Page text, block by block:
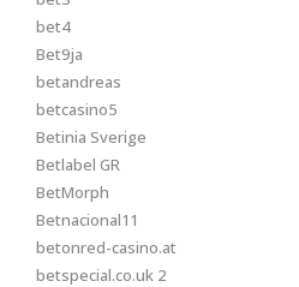
bet4
Bet9ja
betandreas
betcasino5
Betinia Sverige
Betlabel GR
BetMorph
Betnacional11
betonred-casino.at
betspecial.co.uk 2